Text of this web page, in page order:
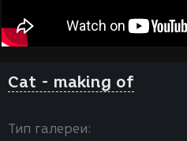
Cat - making of
Тип галереи: